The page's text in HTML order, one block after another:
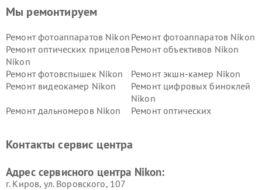
Мы ремонтируем
Ремонт фотоаппаратов Nikon Ремонт фотоаппаратов Nikon
Ремонт оптических прицелов
Nikon
Ремонт объективов Nikon
Ремонт фотовспышек Nikon
Ремонт экшн-камер Nikon
Ремонт видеокамер Nikon
Ремонт цифровых биноклей
Nikon
Ремонт дальномеров Nikon
Ремонт оптических
Контакты сервис центра
Адрес сервисного центра Nikon:
г. Киров, ул. Воровского, 107